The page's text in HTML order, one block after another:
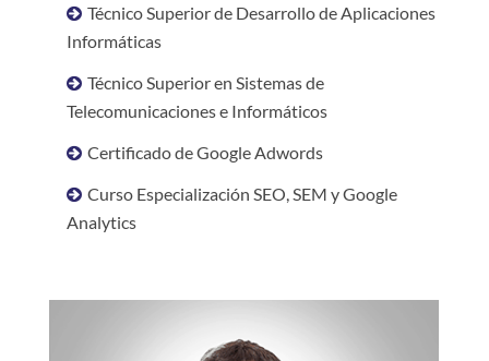
Técnico Superior de Desarrollo de Aplicaciones
Informáticas
Técnico Superior en Sistemas de
Telecomunicaciones e Informáticos
Certificado de Google Adwords
Curso Especialización SEO, SEM y Google
Analytics